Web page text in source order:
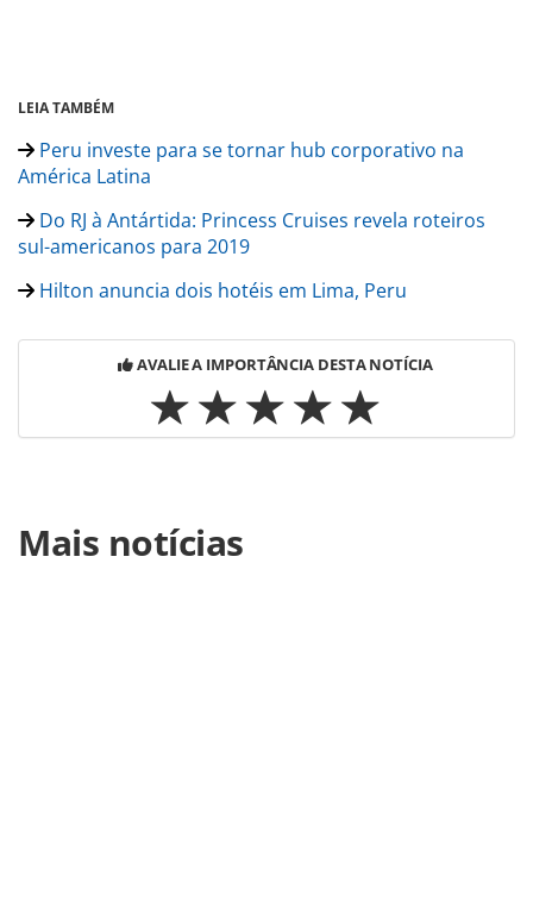
LEIA TAMBÉM
Peru investe para se tornar hub corporativo na
América Latina
Do RJ à Antártida: Princess Cruises revela roteiros
sul-americanos para 2019
Hilton anuncia dois hotéis em Lima, Peru
AVALIE A IMPORTÂNCIA DESTA NOTÍCIA
https://www.panrotas.com.br/destinos/alternativo/2018/
trekking-pelo-caminho-dos-incas-ate-machu-
Mais notícias